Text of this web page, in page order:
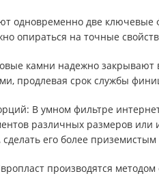
одновременно две
опираться на точные
камни надежно
продлевая срок службы
В умном фильтре
различных размеров
его более
производятся